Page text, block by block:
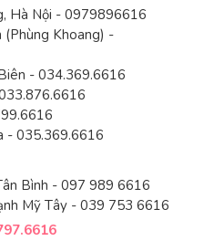
Hà Nội - 0979896616
(Phùng Khoang) -
- 034.369.6616
- 035.369.6616
Bình - 097 989 6616
Mỹ Tây - 039 753 6616